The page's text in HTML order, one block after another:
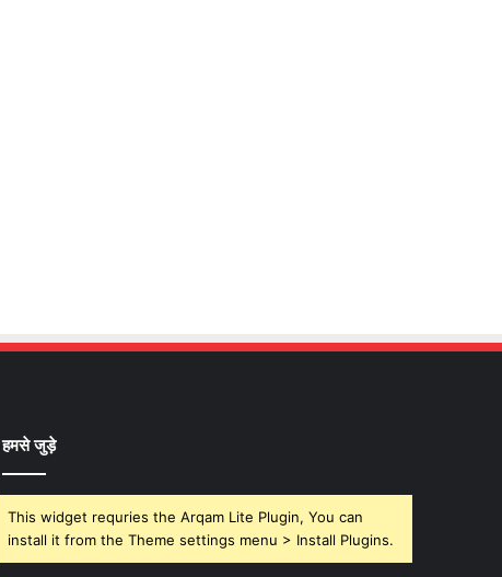
हमसे जुड़े
This widget requries the Arqam Lite Plugin, You can
install it from the Theme settings menu > Install Plugins.